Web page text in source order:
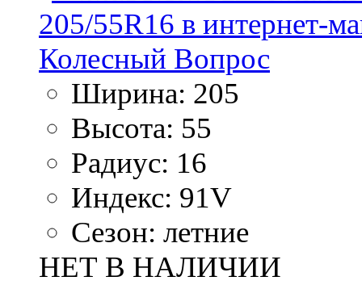
Ширина: 205
Высота: 55
Радиус: 16
Индекс: 91V
Сезон: летние
НЕТ В НАЛИЧИИ